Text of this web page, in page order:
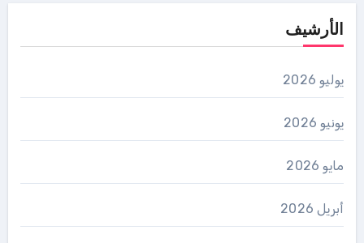
الأرشيف
يوليو 2026
يونيو 2026
مايو 2026
أبريل 2026